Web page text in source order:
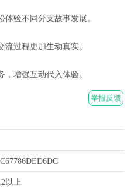
验不同分支故事发展。
过程更加生动真实。
增强互动代入体验。
举报反馈
以上